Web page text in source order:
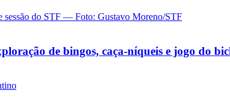
de bingos, caça-níqueis e jogo do